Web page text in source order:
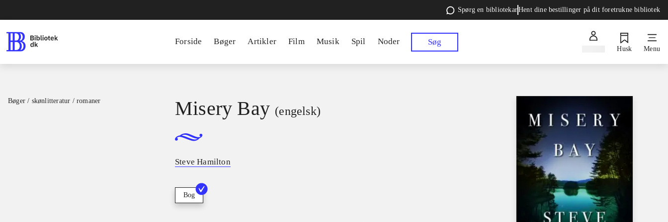
Spørg en bibliotekarHent dine bestillinger på dit foretrukne bibliotek
Forside Bøger Artikler Film Musik Spil Noder Søg
Husk Menu
Bøger / skønlitteratur / romaner Misery Bay (engelsk)
Steve Hamilton
Bog